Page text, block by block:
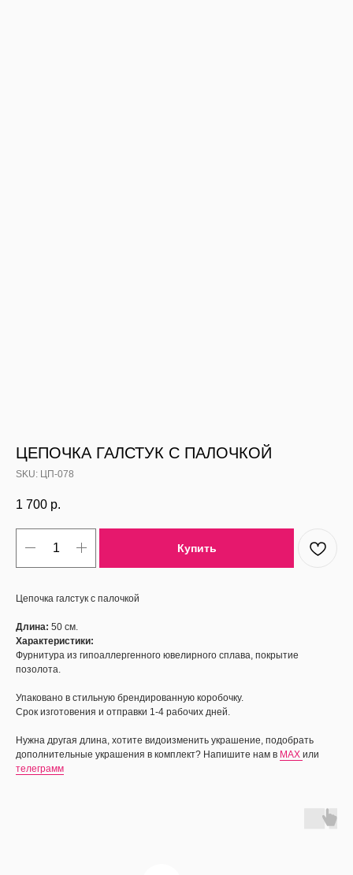
ЦЕПОЧКА ГАЛСТУК С ПАЛОЧКОЙ
SKU: ЦП-078
1 700 р.
Купить
Цепочка галстук с палочкой
Длина: 50 см.
Характеристики:
Фурнитура из гипоаллергенного ювелирного сплава, покрытие
позолота.
Упаковано в стильную брендированную коробочку.
Срок изготовения и отправки 1-4 рабочих дней.
Нужна другая длина, хотите видоизменить украшение, подобрать
дополнительные украшения в комплект? Напишите нам в MAX или
телеграмм